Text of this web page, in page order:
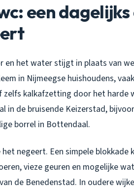
een
en het water stijgt in plaats van
in Nijmeegse huishoudens,
kalkafzetting door het harde
in de bruisende Keizerstad,
borrel in Bottendaal.
negeert. Een simpele
vieze geuren en mogelijke
de Benedenstad. In oudere